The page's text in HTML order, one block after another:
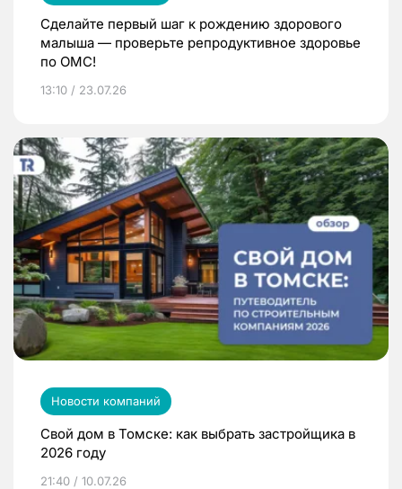
Сделайте первый шаг к рождению здорового
малыша — проверьте репродуктивное здоровье
по ОМС!
13:10 / 23.07.26
Новости компаний
Свой дом в Томске: как выбрать застройщика в
2026 году
21:40 / 10.07.26